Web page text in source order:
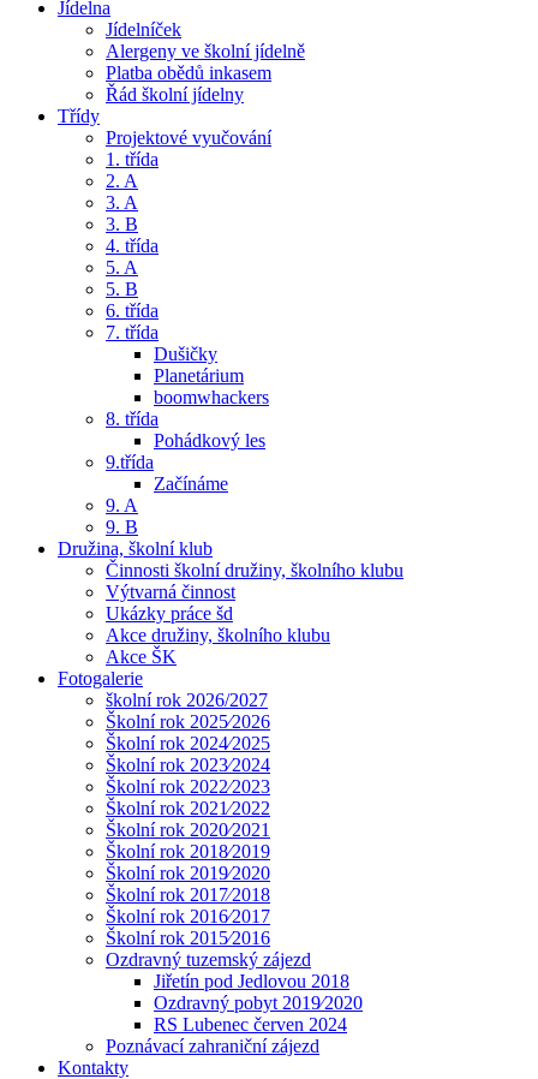
Jídelna
Jídelníček
Alergeny ve školní jídelně
Platba obědů inkasem
Řád školní jídelny
Třídy
Projektové vyučování
1. třída
2. A
3. A
3. B
4. třída
5. A
5. B
6. třída
7. třída
Dušičky
Planetárium
boomwhackers
8. třída
Pohádkový les
9.třída
Začínáme
9. A
9. B
Družina, školní klub
Činnosti školní družiny, školního klubu
Výtvarná činnost
Ukázky práce šd
Akce družiny, školního klubu
Akce ŠK
Fotogalerie
školní rok 2026/2027
Školní rok 2025⁄2026
Školní rok 2024⁄2025
Školní rok 2023⁄2024
Školní rok 2022⁄2023
Školní rok 2021⁄2022
Školní rok 2020⁄2021
Školní rok 2018⁄2019
Školní rok 2019⁄2020
Školní rok 2017⁄2018
Školní rok 2016⁄2017
Školní rok 2015⁄2016
Ozdravný tuzemský zájezd
Jiřetín pod Jedlovou 2018
Ozdravný pobyt 2019⁄2020
RS Lubenec červen 2024
Poznávací zahraniční zájezd
Kontakty